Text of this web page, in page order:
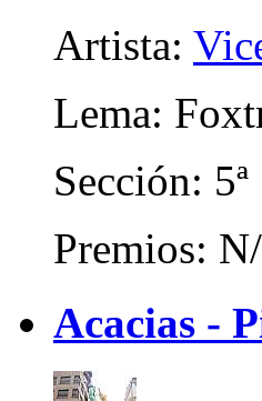
Artista:
Lema:
Sección: 5ª
Premios:
Acacias -